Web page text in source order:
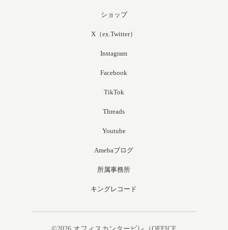
ショップ
X（ex.Twitter）
Instagram
Facebook
TikTok
Threads
Youtube
Amebaブログ
所属事務所
キングレコード